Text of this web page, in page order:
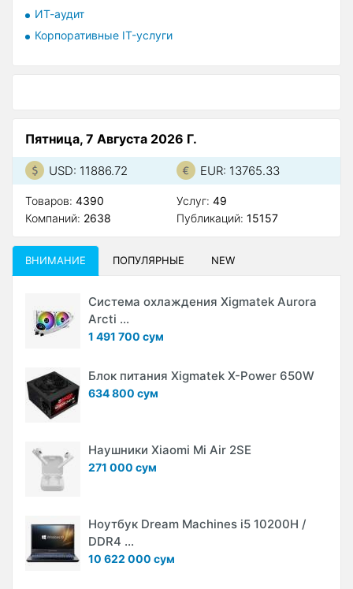
ИТ-аудит
Корпоративные IT-услуги
Пятница, 7 Августа 2026 Г.
USD: 11886.72 EUR: 13765.33
Товаров: 4390
Компаний: 2638
Услуг: 49
Публикаций: 15157
ВНИМАНИЕ ПОПУЛЯРНЫЕ NEW
Система охлаждения Xigmatek Aurora
Arcti ...
1 491 700 сум
Блок питания Xigmatek X-Power 650W
634 800 сум
Наушники Xiaomi Mi Air 2SE
271 000 сум
Ноутбук Dream Machines i5 10200H /
DDR4 ...
10 622 000 сум